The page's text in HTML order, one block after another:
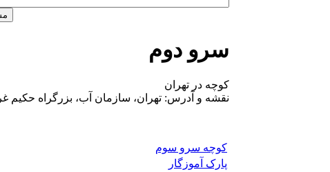
سرو دوم
کوچه در تهران
نقشه و آدرس: تهران، سازمان آب، بزرگراه حکیم
کوچه سرو سوم
پارک آموزگار